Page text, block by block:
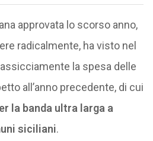
approvata lo scorso anno,
radicalmente, ha visto nel
la spesa delle
all’anno precedente, di cui
la banda ultra larga a
siciliani.